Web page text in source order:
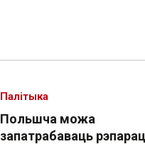
Польшча можа
запатрабаваць
Палітыка